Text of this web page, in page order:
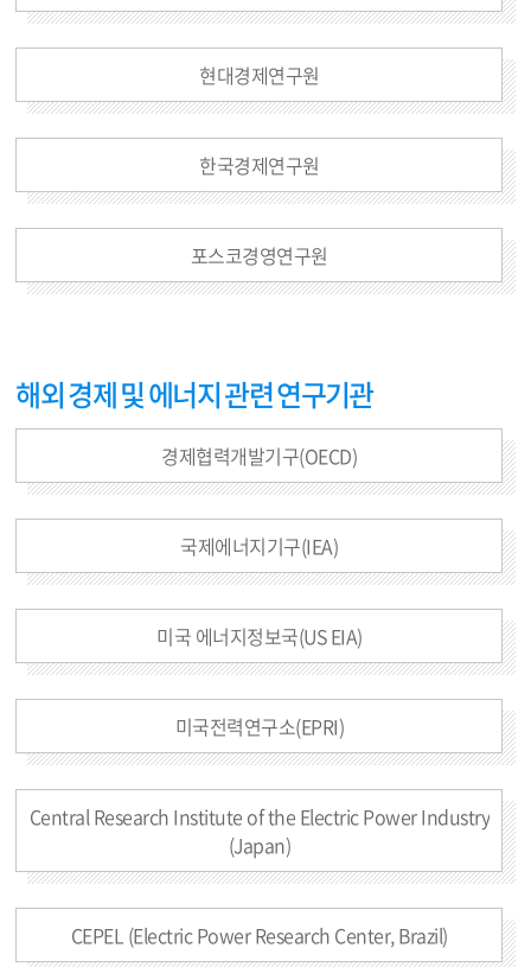
현대경제연구원
한국경제연구원
포스코경영연구원
해외 경제 및 에너지 관련 연구기관
경제협력개발기구(OECD)
국제에너지기구(IEA)
미국 에너지정보국(US EIA)
미국전력연구소(EPRI)
Central Research Institute of the Electric Power Industry
(Japan)
CEPEL (Electric Power Research Center, Brazil)